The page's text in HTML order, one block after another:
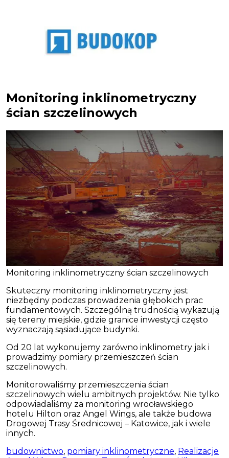
produkcyjno-
usługowo-
handlowy
Monitoring inklinometryczny
ścian szczelinowych
Monitoring inklinometryczny ścian szczelinowych
Skuteczny monitoring inklinometryczny jest
niezbędny podczas prowadzenia głębokich prac
fundamentowych. Szczególną trudnością wykazują
się tereny miejskie, gdzie granice inwestycji często
wyznaczają sąsiadujące budynki.
Od 20 lat wykonujemy zarówno inklinometry jak i
prowadzimy pomiary przemieszczeń ścian
szczelinowych.
Monitorowaliśmy przemieszczenia ścian
szczelinowych wielu ambitnych projektów. Nie tylko
odpowiadaliśmy za monitoring wrocławskiego
hotelu Hilton oraz Angel Wings, ale także budowa
Drogowej Trasy Średnicowej – Katowice, jak i wiele
innych.
budownictwo, pomiary inklinometryczne, Realizacje